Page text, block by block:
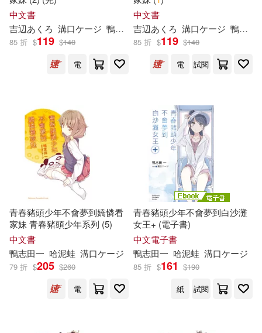
中文書
吉辺あくろ 溝口ケージ 鴨志 一 哈泥蛙
85 折 $119 $140
電
中文書
吉辺あくろ 溝口ケージ 鴨志
85 折 $119 $140
電
試閱
青春豬頭少年不會夢到嬌憐看
家妹 青春豬頭少年系列 (5)
中文書
鴨志田一 哈泥蛙 溝口ケージ
79 折 $205 $260
電
青春豬頭少年不會夢到白沙灘
女王+ (電子書)
中文電子書
鴨志田一 哈泥蛙 溝口ケージ
85 折 $161 $190
紙
試閱